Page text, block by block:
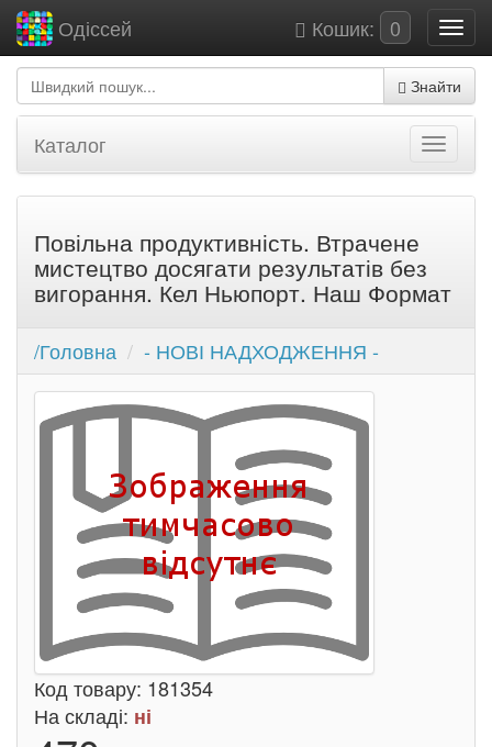
Кошик: 0
Одіссей
Знайти
Каталог
Повільна продуктивність. Втрачене
мистецтво досягати результатів без
вигорання. Кел Ньюпорт. Наш Формат
/Головна - НОВІ НАДХОДЖЕННЯ -
Код товару: 181354
На складі: ні